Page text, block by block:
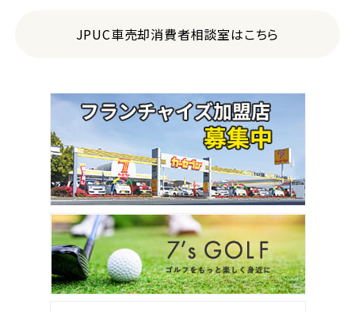
JPUC車売却消費者相談室はこちら